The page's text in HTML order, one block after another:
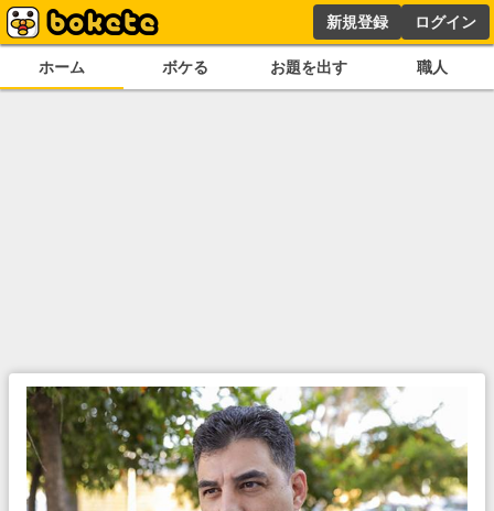
新規登録 ログイン
ホーム ボケる お題を出す 職人